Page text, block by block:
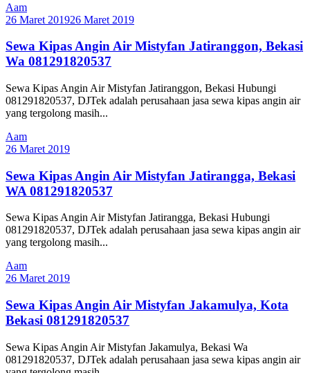
Aam
26 Maret 201926 Maret 2019
Sewa Kipas Angin Air Mistyfan Jatiranggon, Bekasi
Wa 081291820537
Sewa Kipas Angin Air Mistyfan Jatiranggon, Bekasi Hubungi
081291820537, DJTek adalah perusahaan jasa sewa kipas angin air
yang tergolong masih...
Aam
26 Maret 2019
Sewa Kipas Angin Air Mistyfan Jatirangga, Bekasi
WA 081291820537
Sewa Kipas Angin Air Mistyfan Jatirangga, Bekasi Hubungi
081291820537, DJTek adalah perusahaan jasa sewa kipas angin air
yang tergolong masih...
Aam
26 Maret 2019
Sewa Kipas Angin Air Mistyfan Jakamulya, Kota
Bekasi 081291820537
Sewa Kipas Angin Air Mistyfan Jakamulya, Bekasi Wa
081291820537, DJTek adalah perusahaan jasa sewa kipas angin air